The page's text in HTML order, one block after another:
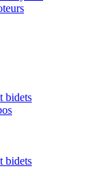
bidets
bidets